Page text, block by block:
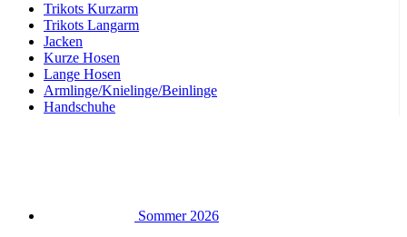
Trikots Kurzarm
Trikots Langarm
Jacken
Kurze Hosen
Lange Hosen
Armlinge/Knielinge/Beinlinge
Handschuhe